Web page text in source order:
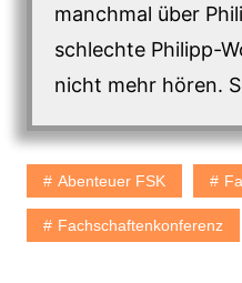
manchmal über
schlechte Philipp-
nicht mehr hören.
Abenteuer FSK
Fachschaftenkonferenz